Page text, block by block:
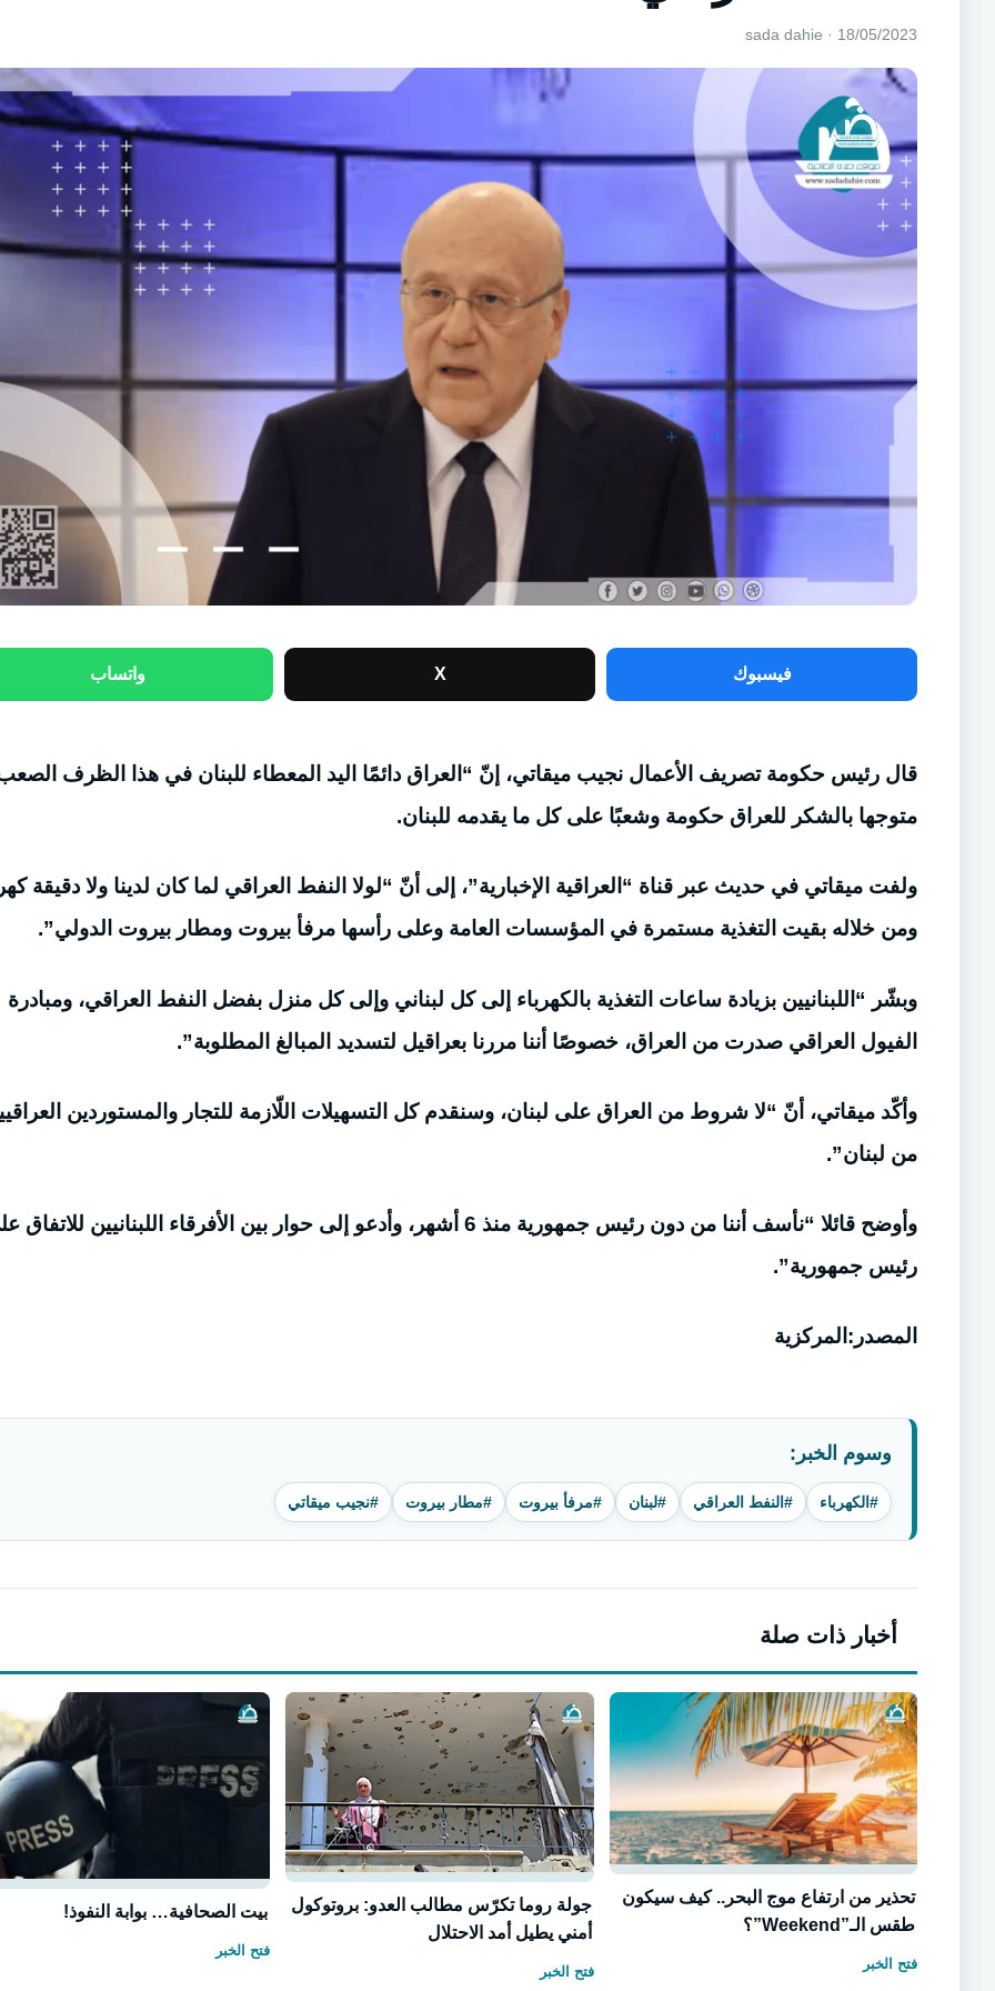
18/05/2023 · sada dahie
فيسبوك X واتساب
قال رئيس حكومة تصريف الأعمال نجيب ميقاتي، إنّ “العراق دائمًا اليد المعطاء للبنان في هذا الظرف
متوجها بالشكر للعراق حكومة وشعبًا على كل ما يقدمه للبنان.
ولفت ميقاتي في حديث عبر قناة “العراقية الإخبارية”، إلى أنّ “لولا النفط العراقي لما كان لدينا ولا دقيقة
ومن خلاله بقيت التغذية مستمرة في المؤسسات العامة وعلى رأسها مرفأ بيروت ومطار بيروت الدولي”.
وبشّر “اللبنانيين بزيادة ساعات التغذية بالكهرباء إلى كل لبناني وإلى كل منزل بفضل النفط العراقي، ومبادرة
الفيول العراقي صدرت من العراق، خصوصًا أننا مررنا بعراقيل لتسديد المبالغ المطلوبة”.
وأكّد ميقاتي، أنّ “لا شروط من العراق على لبنان، وسنقدم كل التسهيلات اللّازمة للتجار والمستوردين
من لبنان”.
وأوضح قائلا “نأسف أننا من دون رئيس جمهورية منذ 6 أشهر، وأدعو إلى حوار بين الأفرقاء اللبنانيين
رئيس جمهورية”.
المصدر:المركزية
وسوم الخبر:
#الكهرباء #النفط العراقي #لبنان #مرفأ بيروت #مطار بيروت #نجيب ميقاتي
أخبار ذات صلة
تحذير من ارتفاع موج البحر.. كيف سيكون
طقس الـ”Weekend”؟
فتح الخبر
جولة روما تكرّس مطالب العدو: بروتوكول
أمني يطيل أمد الاحتلال
فتح الخبر
بيت الصحافية… بوابة النفوذ!
فتح الخبر